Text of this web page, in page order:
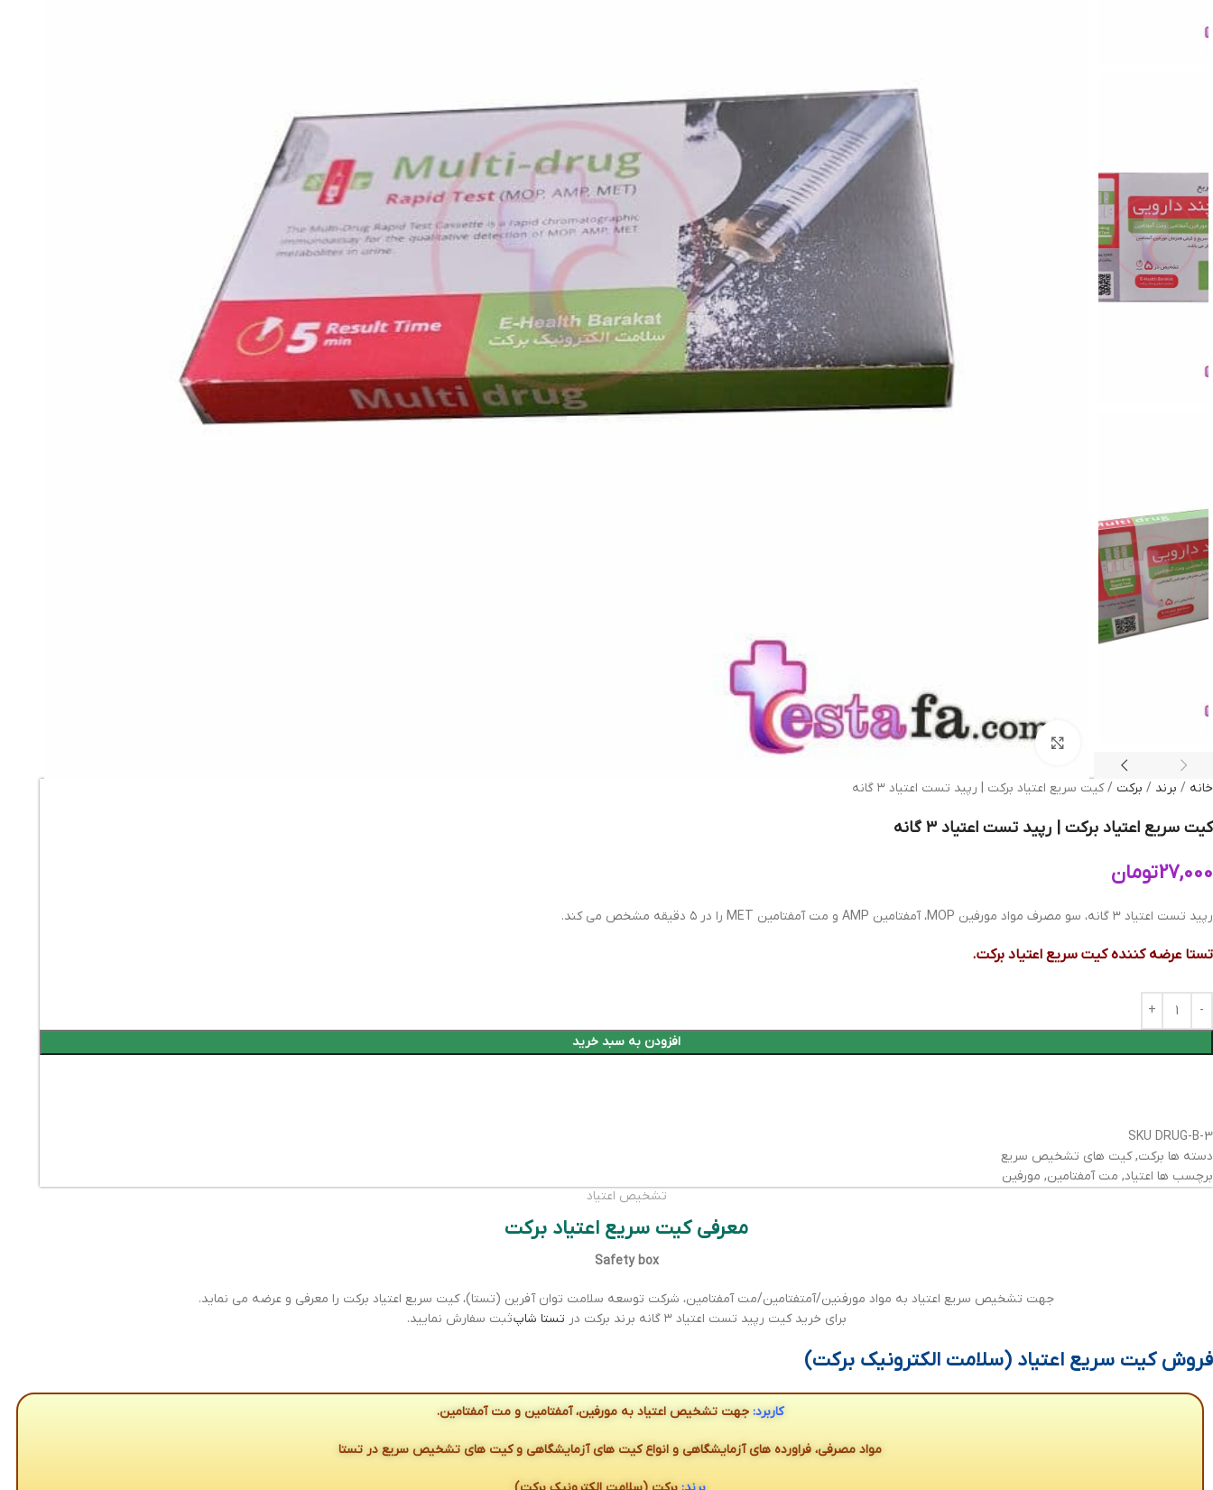
بزرگنمایی تصویر
خانه برند برکت کیت سریع اعتیاد برکت | رپید تست اعتیاد ۳ گانه
کیت سریع اعتیاد برکت | رپید تست اعتیاد ۳ گانه
27,000تومان
رپید تست اعتیاد ۳ گانه، سو مصرف مواد مورفین MOP، آمفتامین AMP و مت آمفتامین MET را در ۵ دقیقه مشخص می کند.
تستا عرضه کننده کیت سریع اعتیاد برکت.
افزودن به سبد خرید
SKU DRUG-‌‌B-3
دسته ها برکت,کیت های تشخیص سریع
برچسب ها اعتیاد, مت آمفتامین, مورفین
تشخیص اعتیاد
معرفی کیت سریع اعتیاد برکت
Safety box
جهت تشخیص سریع اعتیاد به مواد مورفنین/آمتفتامین/مت آمفتامین، شرکت توسعه سلامت توان آفرین (تستا)، کیت سریع اعتیاد برکت را معرفی و عرضه می نماید.
برای خرید کیت رپید تست اعتیاد ۳ گانه برند برکت در
تستا شاپثبت سفارش نمایید.
فروش کیت سریع اعتیاد (سلامت الکترونیک برکت)
کاربرد: جهت تشخیص اعتیاد به مورفین، آمفتامین و مت آمفتامین.
مواد مصرفی، فراورده های آزمایشگاهی و انواع کیت های آزمایشگاهی و کیت های تشخیص سریع در تستا